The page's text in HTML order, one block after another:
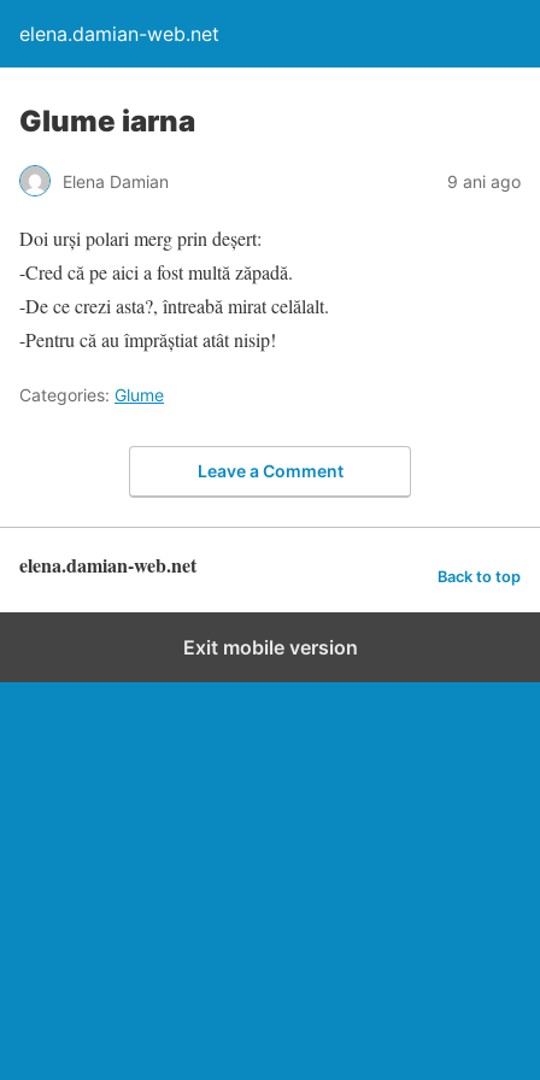
elena.damian-web.net
Glume iarna
Elena Damian 9 ani ago
Doi urși polari merg prin deșert:
-Cred că pe aici a fost multă zăpadă.
-De ce crezi asta?, întreabă mirat celălalt.
-Pentru că au împrăștiat atât nisip!
Categories: Glume
Leave a Comment
elena.damian-web.net Back to top
Exit mobile version